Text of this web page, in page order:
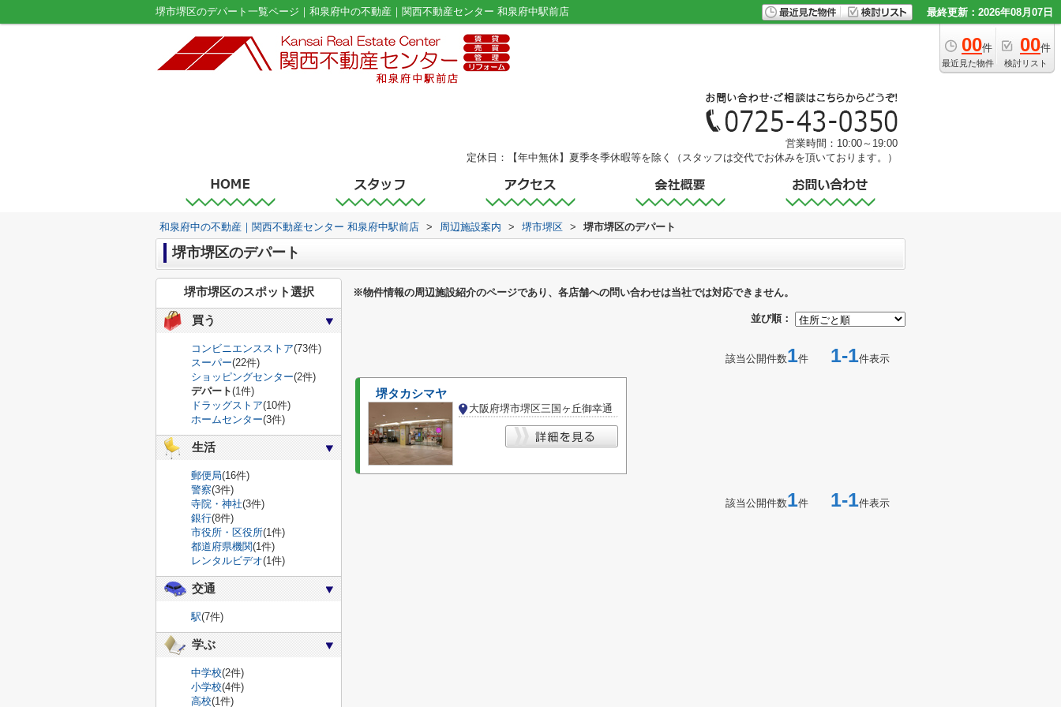
堺市堺区のデパート一覧ページ｜和泉府中の不動産｜関西不動産センター 和泉府中駅前店 最終更新：2026年08月07日
00件
最近見た物件
00件
検討リスト
営業時間：10:00～19:00
定休日：【年中無休】夏季冬季休暇等を除く（スタッフは交代でお休みを頂いております。）
和泉府中の不動産｜関西不動産センター 和泉府中駅前店 > 周辺施設案内 > 堺市堺区 > 堺市堺区のデパート
堺市堺区のデパート
※物件情報の周辺施設紹介のページであり、各店舗への問い合わせは当社では対応できません。
並び順：
該当公開件数1件 1-1件表示
堺タカシマヤ
大阪府堺市堺区三国ヶ丘御幸通
該当公開件数1件 1-1件表示
堺市堺区のスポット選択
買う
コンビニエンスストア(73件)
スーパー(22件)
ショッピングセンター(2件)
デパート(1件)
ドラッグストア(10件)
ホームセンター(3件)
生活
郵便局(16件)
警察(3件)
寺院・神社(3件)
銀行(8件)
市役所・区役所(1件)
都道府県機関(1件)
レンタルビデオ(1件)
交通
駅(7件)
学ぶ
中学校(2件)
小学校(4件)
高校(1件)